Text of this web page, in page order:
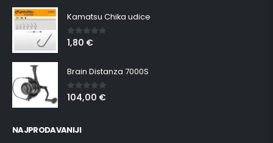
Kamatsu Chika udice
0 out of 5
1,80 €
Brain Distanza 7000S
0out of 5
104,00 €
NAJPRODAVANIJI